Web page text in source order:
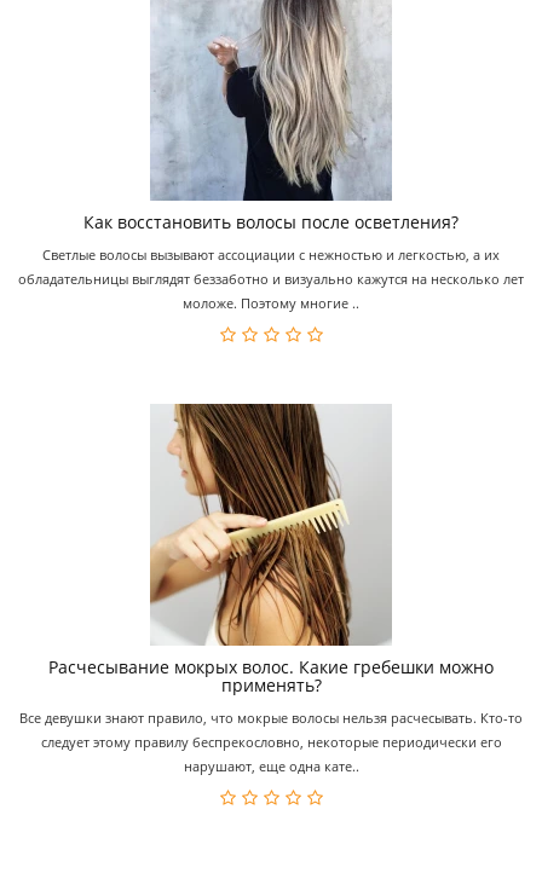
Как восстановить волосы после осветления?
Светлые волосы вызывают ассоциации с нежностью и легкостью, а их
обладательницы выглядят беззаботно и визуально кажутся на несколько лет
моложе. Поэтому многие ..
Расчесывание мокрых волос. Какие гребешки можно
применять?
Все девушки знают правило, что мокрые волосы нельзя расчесывать. Кто-то
следует этому правилу беспрекословно, некоторые периодически его
нарушают, еще одна кате..